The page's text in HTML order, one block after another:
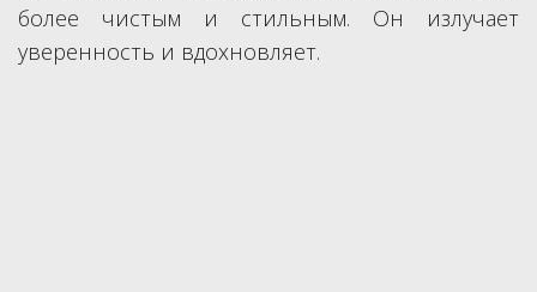
более чистым и стильным. Он излучает
уверенность и вдохновляет.